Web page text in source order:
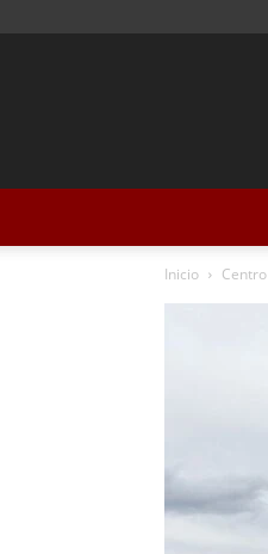
Inicio Centro